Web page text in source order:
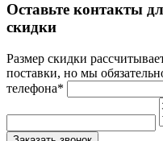
Оставьте контакты
скидки
Размер скидки
поставки, но мы
телефона*